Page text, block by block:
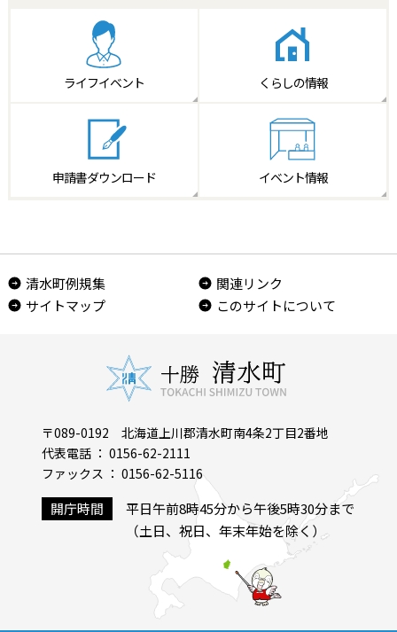
ライフイベント くらしの情報
申請書ダウンロード イベント情報
清水町例規集
関連リンク
サイトマップ
このサイトについて
〒089-0192 北海道上川郡清水町南4条2丁目2番地
代表電話 ： 0156-62-2111
ファックス ： 0156-62-5116
開庁時間
平日午前8時45分から午後5時30分まで
（土日、祝日、年末年始を除く）